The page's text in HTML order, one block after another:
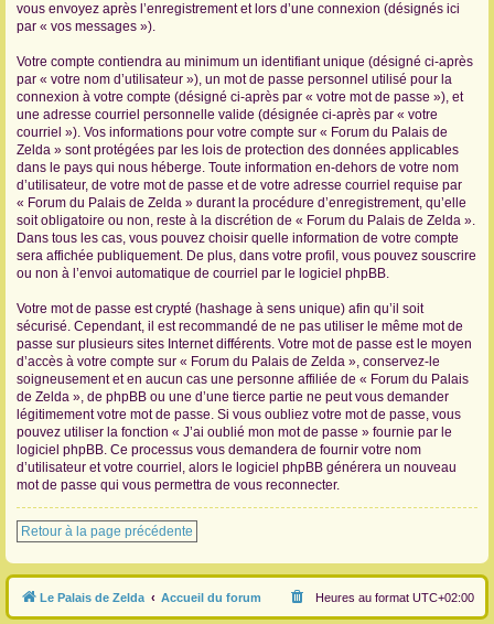
vous envoyez après l’enregistrement et lors d’une connexion (désignés ici
par « vos messages »).
Votre compte contiendra au minimum un identifiant unique (désigné ci-après
par « votre nom d’utilisateur »), un mot de passe personnel utilisé pour la
connexion à votre compte (désigné ci-après par « votre mot de passe »), et
une adresse courriel personnelle valide (désignée ci-après par « votre
courriel »). Vos informations pour votre compte sur « Forum du Palais de
Zelda » sont protégées par les lois de protection des données applicables
dans le pays qui nous héberge. Toute information en-dehors de votre nom
d’utilisateur, de votre mot de passe et de votre adresse courriel requise par
« Forum du Palais de Zelda » durant la procédure d’enregistrement, qu’elle
soit obligatoire ou non, reste à la discrétion de « Forum du Palais de Zelda ».
Dans tous les cas, vous pouvez choisir quelle information de votre compte
sera affichée publiquement. De plus, dans votre profil, vous pouvez souscrire
ou non à l’envoi automatique de courriel par le logiciel phpBB.
Votre mot de passe est crypté (hashage à sens unique) afin qu’il soit
sécurisé. Cependant, il est recommandé de ne pas utiliser le même mot de
passe sur plusieurs sites Internet différents. Votre mot de passe est le moyen
d’accès à votre compte sur « Forum du Palais de Zelda », conservez-le
soigneusement et en aucun cas une personne affiliée de « Forum du Palais
de Zelda », de phpBB ou une d’une tierce partie ne peut vous demander
légitimement votre mot de passe. Si vous oubliez votre mot de passe, vous
pouvez utiliser la fonction « J’ai oublié mon mot de passe » fournie par le
logiciel phpBB. Ce processus vous demandera de fournir votre nom
d’utilisateur et votre courriel, alors le logiciel phpBB générera un nouveau
mot de passe qui vous permettra de vous reconnecter.
Retour à la page précédente
Le Palais de Zelda Accueil du forum Heures au format UTC+02:00